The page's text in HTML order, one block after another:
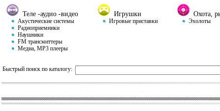
Теле -аудио -видео
Акустические системы
Радиоприемники
Наушники
FM трансмиттеры
Медиа, MP3 плееры
Игрушки
Игровые приставки
Охота,
Эхолоты
Быстрый поиск по каталогу: